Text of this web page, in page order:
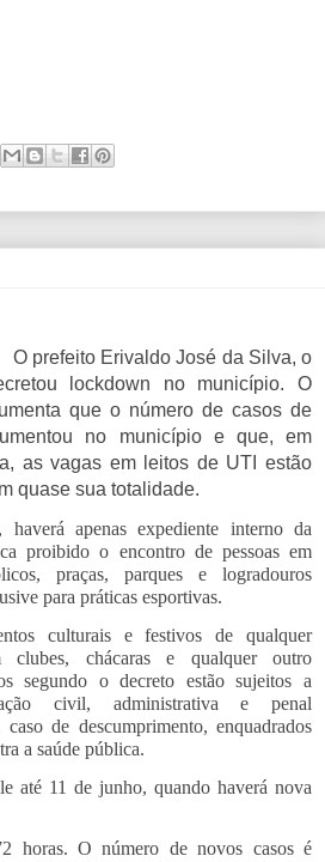
O prefeito Erivaldo José da Silva, o
lockdown no município. O
que o número de casos de
no município e que, em
as vagas em leitos de UTI estão
quase sua totalidade.
haverá apenas expediente interno da
proibido o encontro de pessoas em
praças, parques e logradouros
para práticas esportivas.
culturais e festivos de qualquer
clubes, chácaras e qualquer outro
segundo o decreto estão sujeitos a
civil, administrativa e penal
de descumprimento, enquadrados
a saúde pública.
até 11 de junho, quando haverá nova
horas. O número de novos casos é